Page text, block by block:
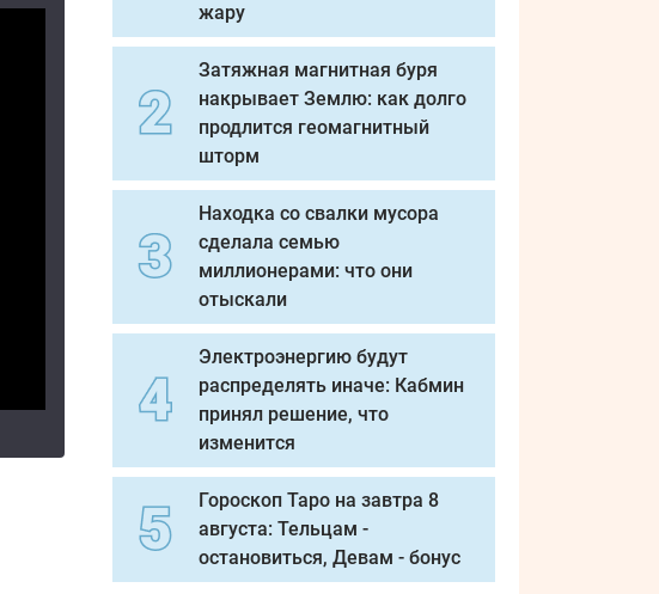
жару
Затяжная магнитная буря
накрывает Землю: как долго
продлится геомагнитный
шторм
Находка со свалки мусора
сделала семью
миллионерами: что они
отыскали
Электроэнергию будут
распределять иначе: Кабмин
принял решение, что
изменится
Гороскоп Таро на завтра 8
августа: Тельцам -
остановиться, Девам - бонус